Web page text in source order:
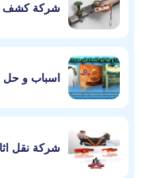
شركة كشف
اسباب و حل
شركة نقل